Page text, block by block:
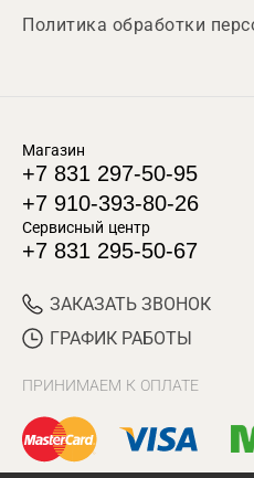
Политика обработки
Магазин
+7 831 297-50-95
+7 910-393-80-26
Сервисный центр
+7 831 295-50-67
ЗАКАЗАТЬ ЗВОНОК
ГРАФИК РАБОТЫ
ПРИНИМАЕМ К ОПЛАТЕ